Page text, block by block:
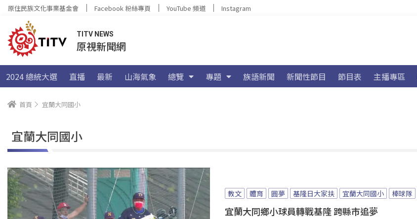
原住民族文化事業基金會 Facebook 粉絲專頁 YouTube 頻道 Instagram
TITV NEWS
原視新聞網
2024 總統大選 直播 最新 山海氣象 總覽 專題 族語新聞 新聞性節目 節目表 主播專區
首頁 宜蘭大同國小
宜蘭大同國小
教文 體育 圓夢 基隆日大家扶 宜蘭大同國小 棒球隊
宜蘭大同鄉小球員轉戰基隆 跨縣市追夢